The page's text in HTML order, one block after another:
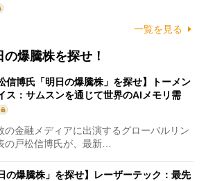
一覧を見る
爆騰株を探せ！
信博氏「明日の爆騰株」を探せ】トーメン
ス：サムスンを通じて世界のAIメモリ需
金融メディアに出演するグローバルリン
の戸松信博氏が、最新…
の爆騰株」を探せ】レーザーテック：最先